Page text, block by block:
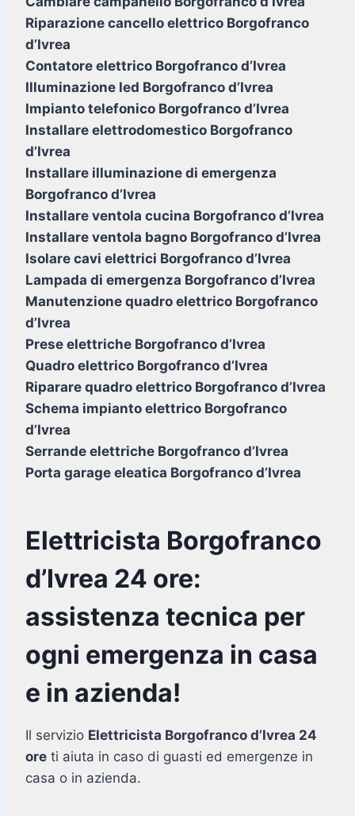
Riparazione cancello elettrico Borgofranco
d’Ivrea
Contatore elettrico Borgofranco d’Ivrea
Illuminazione led Borgofranco d’Ivrea
Impianto telefonico Borgofranco d’Ivrea
Installare elettrodomestico Borgofranco
d’Ivrea
Installare illuminazione di emergenza
Borgofranco d’Ivrea
Installare ventola cucina Borgofranco d’Ivrea
Installare ventola bagno Borgofranco d’Ivrea
Isolare cavi elettrici Borgofranco d’Ivrea
Lampada di emergenza Borgofranco d’Ivrea
Manutenzione quadro elettrico Borgofranco
d’Ivrea
Prese elettriche Borgofranco d’Ivrea
Quadro elettrico Borgofranco d’Ivrea
Riparare quadro elettrico Borgofranco d’Ivrea
Schema impianto elettrico Borgofranco
d’Ivrea
Serrande elettriche Borgofranco d’Ivrea
Porta garage eleatica Borgofranco d’Ivrea
Elettricista Borgofranco
d’Ivrea 24 ore:
assistenza tecnica per
ogni emergenza in casa
e in azienda!
Il servizio Elettricista Borgofranco d’Ivrea 24
ore ti aiuta in caso di guasti ed emergenze in
casa o in azienda.